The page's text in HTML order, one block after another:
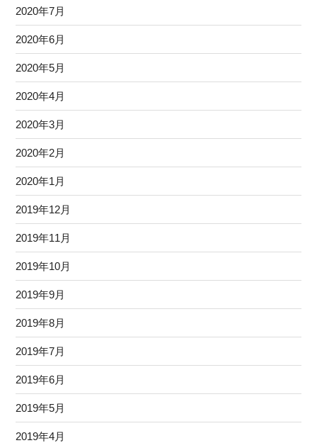
2020年7月
2020年6月
2020年5月
2020年4月
2020年3月
2020年2月
2020年1月
2019年12月
2019年11月
2019年10月
2019年9月
2019年8月
2019年7月
2019年6月
2019年5月
2019年4月